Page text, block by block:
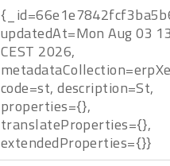
updatedAt=Mon Aug 03
CEST 2026,
code=st, description=St,
properties={},
translateProperties={},
extendedProperties={}}